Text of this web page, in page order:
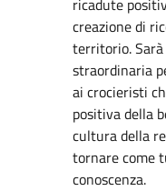
ricadute
creazione di
territorio.
straordinaria
ai crocieristi
positiva della
cultura della
tornare come
conoscenza.